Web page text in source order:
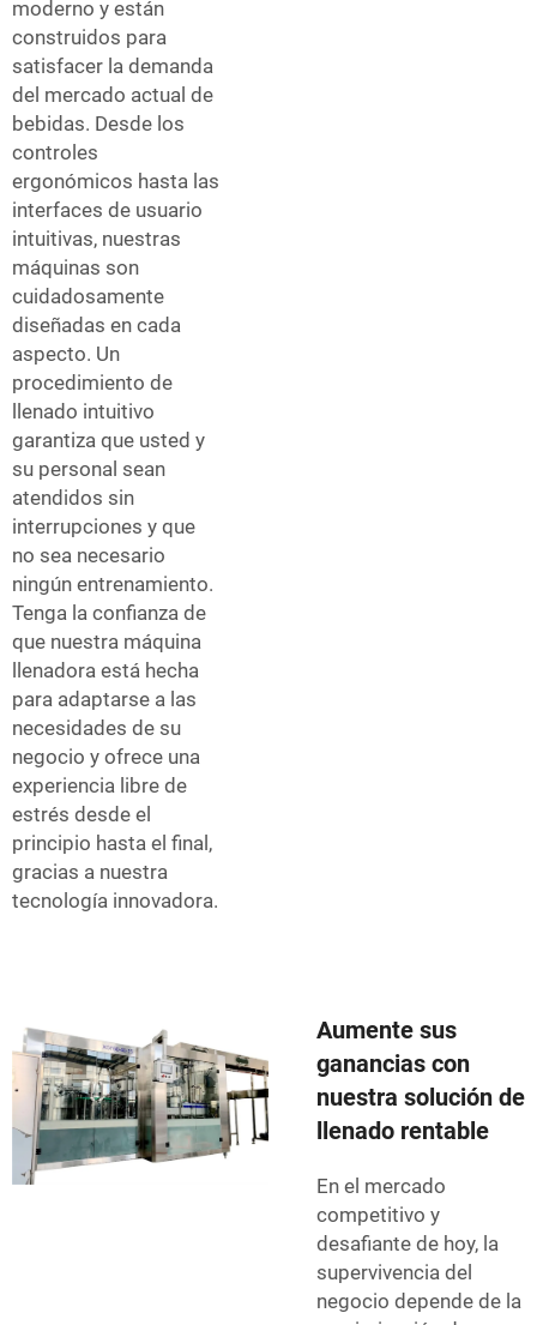
moderno y están
construidos para
satisfacer la demanda
del mercado actual de
bebidas. Desde los
controles
ergonómicos hasta las
interfaces de usuario
intuitivas, nuestras
máquinas son
cuidadosamente
diseñadas en cada
aspecto. Un
procedimiento de
llenado intuitivo
garantiza que usted y
su personal sean
atendidos sin
interrupciones y que
no sea necesario
ningún entrenamiento.
Tenga la confianza de
que nuestra máquina
llenadora está hecha
para adaptarse a las
necesidades de su
negocio y ofrece una
experiencia libre de
estrés desde el
principio hasta el final,
gracias a nuestra
tecnología innovadora.
Aumente sus
ganancias con
nuestra solución de
llenado rentable
En el mercado
competitivo y
desafiante de hoy, la
supervivencia del
negocio depende de la